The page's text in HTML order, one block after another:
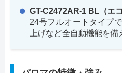
GT-C2472AR-1 BL（エ
24号フルオートタイプ
上げなど全自動機能を備